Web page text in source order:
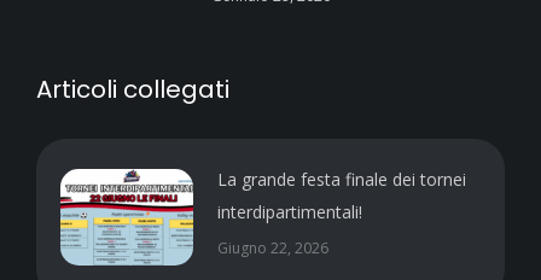
Articoli collegati
La grande festa finale dei tornei
interdipartimentali!
Giugno 22, 2026